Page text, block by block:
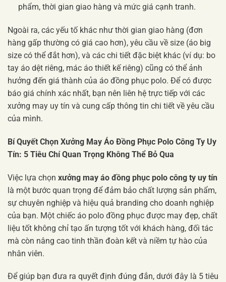
phẩm, thời gian giao hàng và mức giá cạnh tranh.
Ngoài ra, các yếu tố khác như thời gian giao hàng (đơn
hàng gấp thường có giá cao hơn), yêu cầu về size (áo big
size có thể đắt hơn), và các chi tiết đặc biệt khác (ví dụ: bo
tay áo dệt riêng, mác áo thiết kế riêng) cũng có thể ảnh
hưởng đến giá thành của áo đồng phục polo. Để có được
báo giá chính xác nhất, bạn nên liên hệ trực tiếp với các
xưởng may uy tín và cung cấp thông tin chi tiết về yêu cầu
của mình.
Bí Quyết Chọn Xưởng May Áo Đồng Phục Polo Công Ty Uy
Tín: 5 Tiêu Chí Quan Trọng Không Thể Bỏ Qua
Việc lựa chọn xưởng may áo đồng phục polo công ty uy tín
là một bước quan trọng để đảm bảo chất lượng sản phẩm,
sự chuyên nghiệp và hiệu quả branding cho doanh nghiệp
của bạn. Một chiếc áo polo đồng phục được may đẹp, chất
liệu tốt không chỉ tạo ấn tượng tốt với khách hàng, đối tác
mà còn nâng cao tinh thần đoàn kết và niềm tự hào của
nhân viên.
Để giúp bạn đưa ra quyết định đúng đắn, dưới đây là 5 tiêu